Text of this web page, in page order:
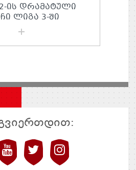
ᲘᲡ ᲓᲠᲐᲛᲐᲢᲣᲚᲘ
ᲚᲘᲒᲐ 3-ᲨᲘ